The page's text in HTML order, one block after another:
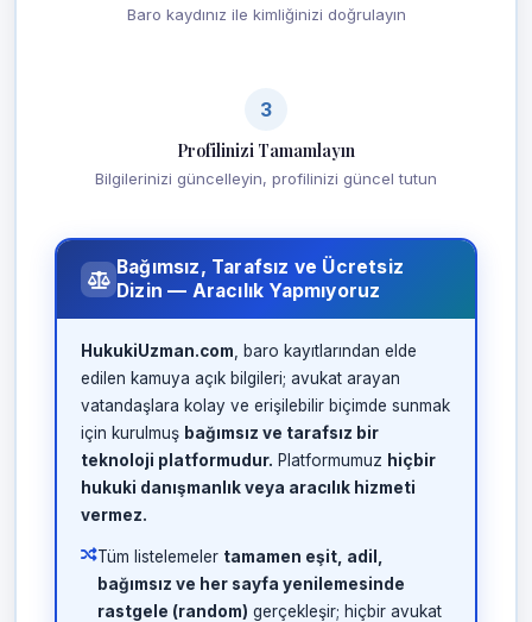
Baro kaydınız ile kimliğinizi doğrulayın
3
Profilinizi Tamamlayın
Bilgilerinizi güncelleyin, profilinizi güncel tutun
Bağımsız, Tarafsız ve Ücretsiz
Dizin — Aracılık Yapmıyoruz
HukukiUzman.com , baro kayıtlarından elde
edilen kamuya açık bilgileri; avukat arayan
vatandaşlara kolay ve erişilebilir biçimde sunmak
için kurulmuş bağımsız ve tarafsız bir
teknoloji platformudur. Platformumuz hiçbir
hukuki danışmanlık veya aracılık hizmeti
vermez.
Tüm listelemeler tamamen eşit, adil,
bağımsız ve her sayfa yenilemesinde
rastgele (random) gerçekleşir; hiçbir avukat